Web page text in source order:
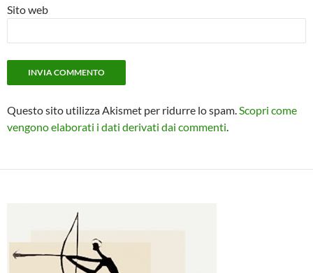
Sito web
Questo sito utilizza Akismet per ridurre lo spam. Scopri come
vengono elaborati i dati derivati dai commenti